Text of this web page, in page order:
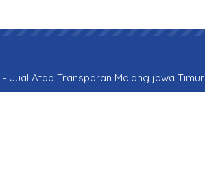
- Jual Atap Transparan Malang jawa Timur